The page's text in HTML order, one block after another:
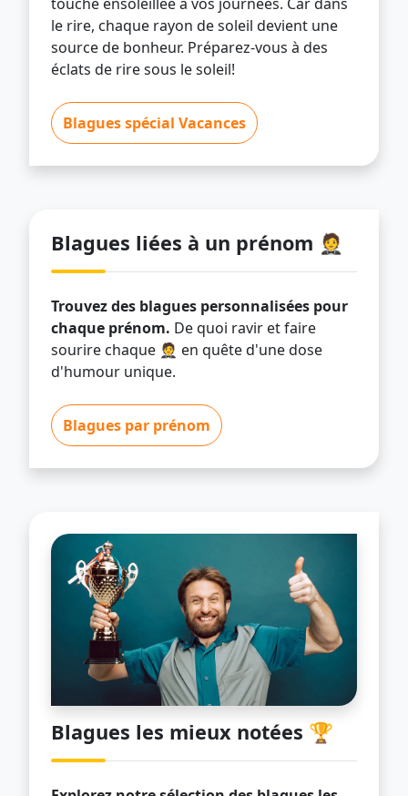
le rire, chaque rayon de soleil devient une
source de bonheur. Préparez-vous à des
éclats de rire sous le soleil!
Blagues spécial Vacances
Blagues liées à un prénom 🤵
Trouvez des blagues personnalisées pour
chaque prénom. De quoi ravir et faire
sourire chaque 🤵 en quête d'une dose
d'humour unique.
Blagues par prénom
Blagues les mieux notées 🏆